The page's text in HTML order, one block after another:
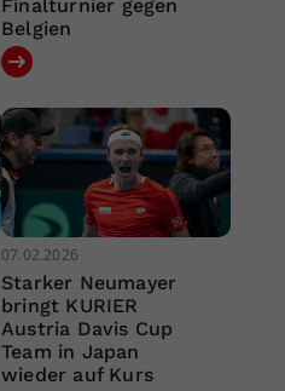
Finalturnier gegen
Belgien
07.02.2026
Starker Neumayer
bringt KURIER
Austria Davis Cup
Team in Japan
wieder auf Kurs